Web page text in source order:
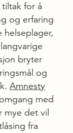
for å
og erfaring
helseplager,
bryter
og
Amnesty
med
mye det vil
fra